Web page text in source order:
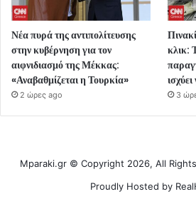
Νέα πυρά της αντιπολίτευσης
στην κυβέρνηση για τον
αιφνιδιασμό της Μέκκας:
«Αναβαθμίζεται η Τουρκία»
2 ώρες ago
κλικ:
3
Mparaki.gr © Copyright 2026, All
Proudly Hosted by